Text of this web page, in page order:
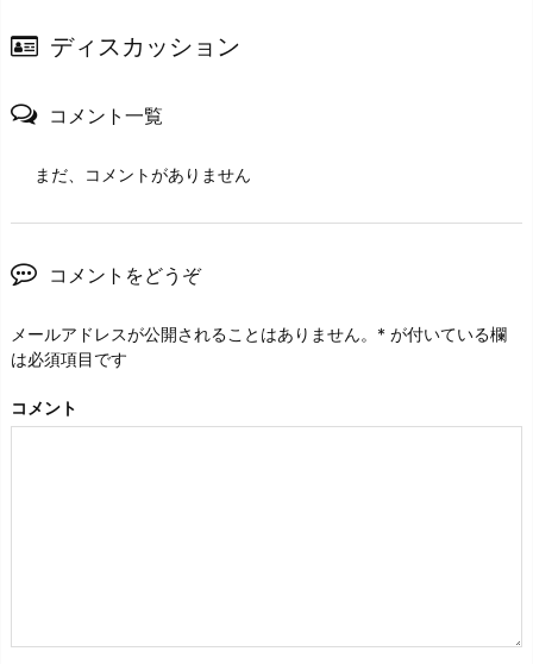
ディスカッション
コメント一覧
まだ、コメントがありません
コメントをどうぞ
メールアドレスが公開されることはありません。 * が付いている欄
は必須項目です
コメント